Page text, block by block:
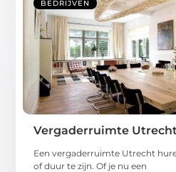
BEDRIJVEN
Vergaderruimte
Een vergaderruimte Utrecht
of duur te zijn. Of je nu een